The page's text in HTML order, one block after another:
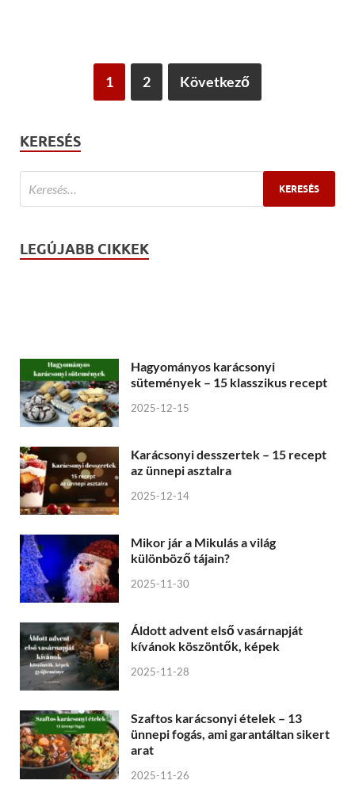
1 2 Következő
KERESÉS
LEGÚJABB CIKKEK
Hagyományos karácsonyi
sütemények – 15 klasszikus recept
2025-12-15
Karácsonyi desszertek – 15 recept
az ünnepi asztalra
2025-12-14
Mikor jár a Mikulás a világ
különböző tájain?
2025-11-30
Áldott advent első vasárnapját
kívánok köszöntők, képek
2025-11-28
Szaftos karácsonyi ételek – 13
ünnepi fogás, ami garantáltan sikert
arat
2025-11-26